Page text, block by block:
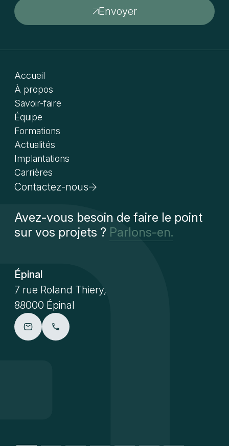
Envoyer
Accueil
À propos
Savoir-faire
Équipe
Formations
Actualités
Implantations
Carrières
Contactez-nous
Avez-vous besoin de faire le point
sur vos projets ? Parlons-en.
Épinal
7 rue Roland Thiery,
88000 Épinal